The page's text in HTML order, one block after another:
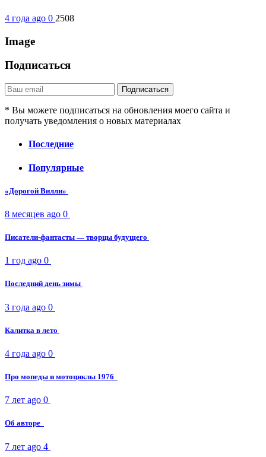
4 года ago 0 2508
Image
Подписаться
* Вы можете подписаться на обновления моего сайта и
получать уведомления о новых материалах
Последние
Популярные
«Дорогой Вилли»
8 месяцев ago 0
Писатели-фантасты — творцы будущего
1 год ago 0
Последний день зимы
3 года ago 0
Калитка в лето
4 года ago 0
Про мопеды и мотоциклы 1976
7 лет ago 0
Об авторе
7 лет ago 4